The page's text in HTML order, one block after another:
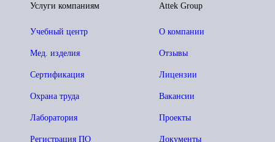
Attek Group
О компании
Отзывы
Лицензии
Вакансии
Проекты
Документы
Услуги компаниям
Учебный центр
Мед. изделия
Сертификация
Охрана труда
Лаборатория
Регистрация ПО